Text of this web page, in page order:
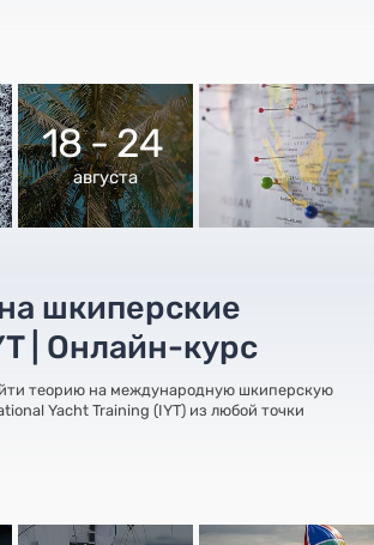
18 - 24
августа
шкиперские
| Онлайн-курс
теорию на международную шкиперскую
Yacht Training (IYT) из любой точки